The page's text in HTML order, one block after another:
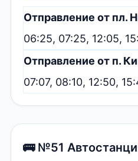
Отправление от пл.
06:25, 07:25, 12:05,
Отправление от п.
07:07, 08:10, 12:50,
🚌 №51